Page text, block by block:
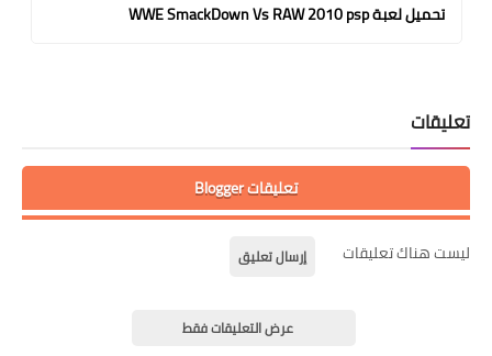
تحميل لعبة WWE SmackDown Vs RAW 2010 psp
تعليقات
تعليقات Blogger
ليست هناك تعليقات إرسال تعليق
عرض التعليقات فقط